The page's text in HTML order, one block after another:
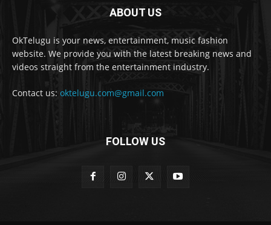
ABOUT US
OkTelugu is your news, entertainment, music fashion
website. We provide you with the latest breaking news and
videos straight from the entertainment industry.
Contact us: oktelugu.com@gmail.com
FOLLOW US